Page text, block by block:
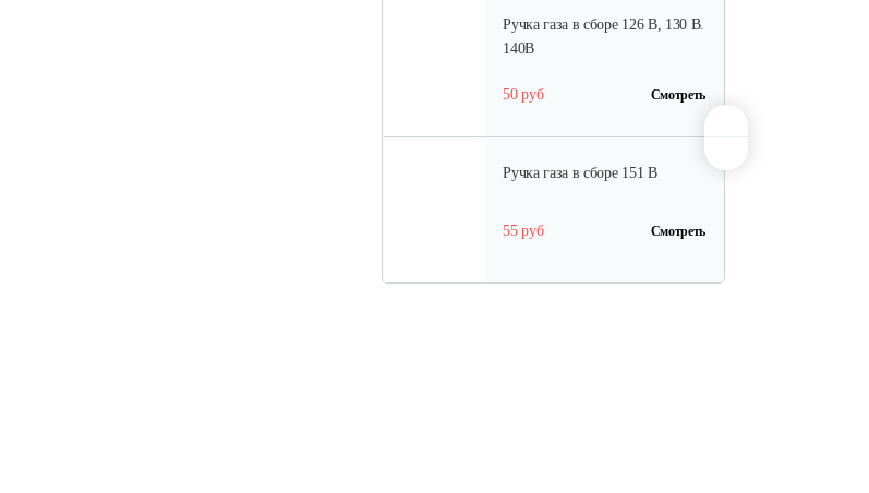
Ручка газа в сборе 126 B, 130 B.
140B
50 руб Смотреть
Ручка газа в сборе 151 B
55 руб Смотреть